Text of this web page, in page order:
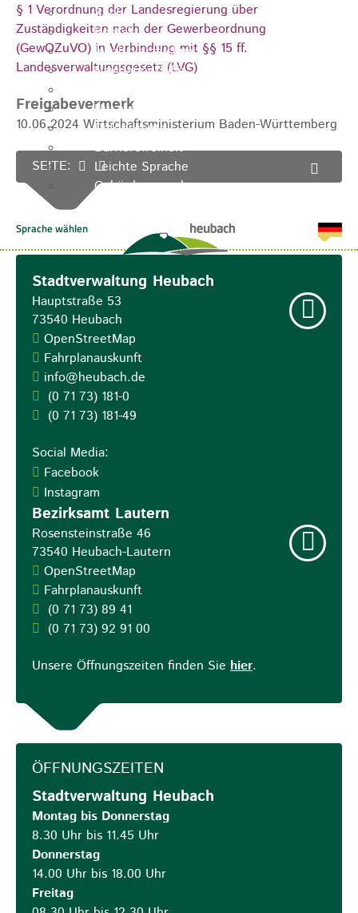
Suche
Kontakt
Inhaltsverzeichnis
Navigationshilfe
Nutzungsbedingungen
Datenschutz
Barrierefreiheit
Leichte Sprache
Gebärdensprache
§ 1 Verordnung der Landesregierung über
Zuständigkeiten nach der Gewerbeordnung
(GewOZuVO) in Verbindung mit §§ 15 ff.
Landesverwaltungsgesetz (LVG)
Freigabevermerk
10.06.2024 Wirtschaftsministerium Baden-Württemberg
SEITE:
Stadtverwaltung Heubach
Hauptstraße 53
73540 Heubach
OpenStreetMap
Fahrplanauskunft
info@heubach.de
(0 71 73) 181-0
(0 71 73) 181-49
Social Media:
Facebook
Instagram
Bezirksamt Lautern
Rosensteinstraße 46
73540 Heubach-Lautern
OpenStreetMap
Fahrplanauskunft
(0 71 73) 89 41
(0 71 73) 92 91 00
Unsere Öffnungszeiten finden Sie hier.
ÖFFNUNGSZEITEN
Stadtverwaltung Heubach
Montag bis Donnerstag
8.30 Uhr bis 11.45 Uhr
Donnerstag
14.00 Uhr bis 18.00 Uhr
Freitag